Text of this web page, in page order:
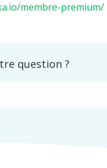
membre-premium/
question ?